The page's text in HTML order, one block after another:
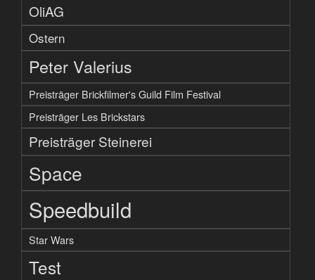
OliAG
Ostern
Peter Valerius
Preisträger Brickfilmer's Guild Film Festival
Preisträger Les Brickstars
Preisträger Steinerei
Space
Speedbuild
Star Wars
Test